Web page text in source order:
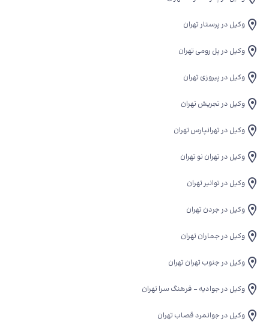
وکیل در پرستار تهران
وکیل در پل رومی تهران
وکیل در پیروزی تهران
وکیل در تجریش تهران
وکیل در تهرانپارس تهران
وکیل در تهران نو تهران
وکیل در توانیر تهران
وکیل در جردن تهران
وکیل در جماران تهران
وکیل در جنوب تهران تهران
وکیل در جوادیه - فرهنگ سرا تهران
وکیل در جوانمرد قصاب تهران